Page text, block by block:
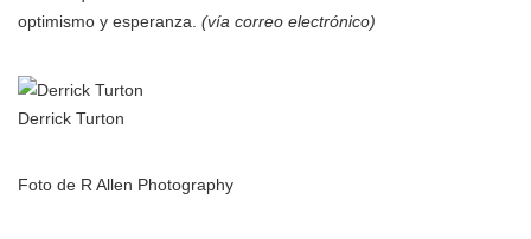
optimismo y esperanza. (vía correo electrónico)
Derrick Turton
Foto de R Allen Photography